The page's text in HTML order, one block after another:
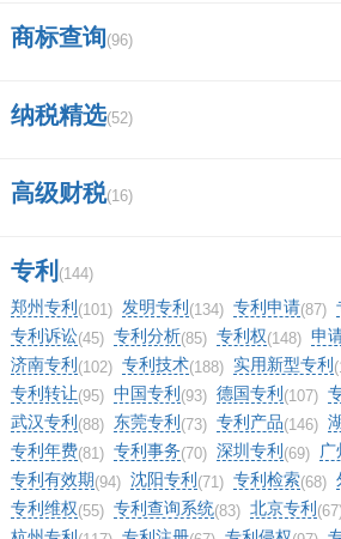
商标查询(96)
纳税精选(52)
高级财税(16)
专利 (144)
郑州专利 (101) 发明专利 (134) 专利申请(87)
专利诉讼(45) 专利分析(85) 专利权(148) 申
济南专利 (102) 专利技术(188) 实用新型专利
专利转让(95) 中国专利 (93) 德国专利 (107)
武汉专利 (88) 东莞专利 (73) 专利产品(146)
专利年费(81) 专利事务(70) 深圳专利 (69) 广
专利有效期(94) 沈阳专利 (71) 专利检索(68)
专利维权(55) 专利查询系统(83) 北京专利